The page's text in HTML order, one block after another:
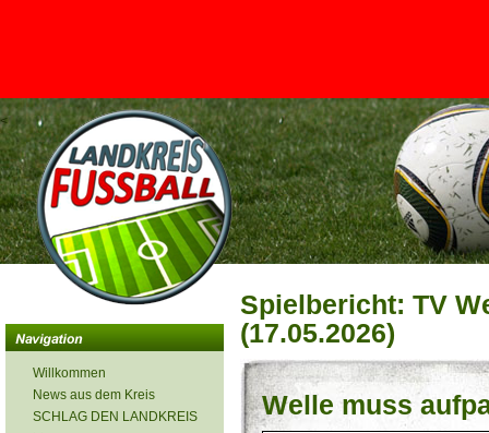
<
Willkommen
News aus dem Kreis
SCHLAG DEN LANDKREIS
Spielbericht: TV
(17.05.2026)
Welle muss